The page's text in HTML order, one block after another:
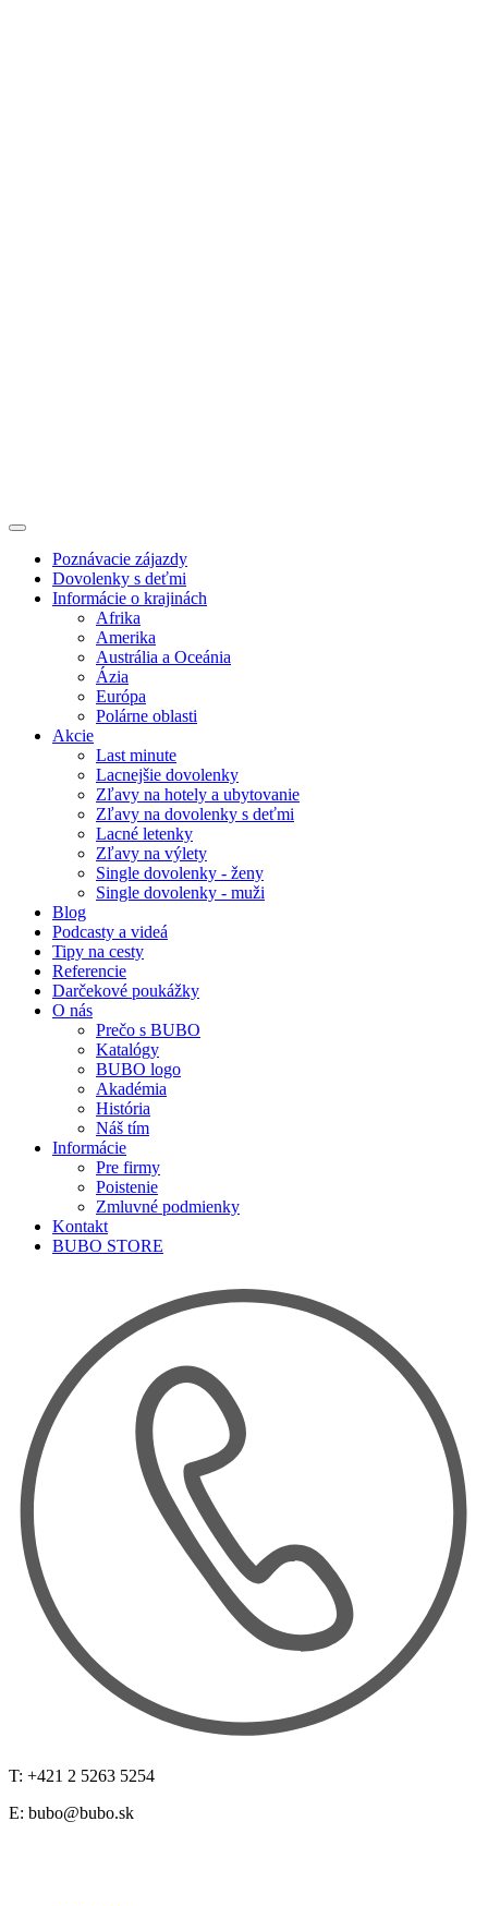
Poznávacie zájazdy
Dovolenky s deťmi
Informácie o krajinách
Afrika
Amerika
Austrália a Oceánia
Ázia
Európa
Polárne oblasti
Akcie
Last minute
Lacnejšie dovolenky
Zľavy na hotely a ubytovanie
Zľavy na dovolenky s deťmi
Lacné letenky
Zľavy na výlety
Single dovolenky - ženy
Single dovolenky - muži
Blog
Podcasty a videá
Tipy na cesty
Referencie
Darčekové poukážky
O nás
Prečo s BUBO
Katalógy
BUBO logo
Akadémia
História
Náš tím
Informácie
Pre firmy
Poistenie
Zmluvné podmienky
Kontakt
BUBO STORE
T: +421 2 5263 5254
E: bubo@bubo.sk